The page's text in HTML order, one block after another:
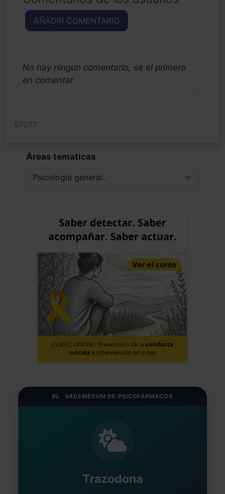
AÑADIR COMENTARIO
No hay ningun comentario, se el primero
en comentar
57077
Áreas tematicas
VADEMÉCUM DE PSICOFÁRMACOS
Trazodona